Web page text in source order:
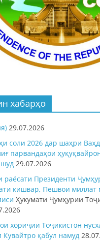
хабарҳо
29.07.2026
соли 2026 дар шаҳри
парвандаҳои
шуд 29.07.2026
раёсати Президенти
кишвар, Пешвои
Ҳукумати Ҷумҳурии
хориҷии Тоҷикистон
қабул намуд